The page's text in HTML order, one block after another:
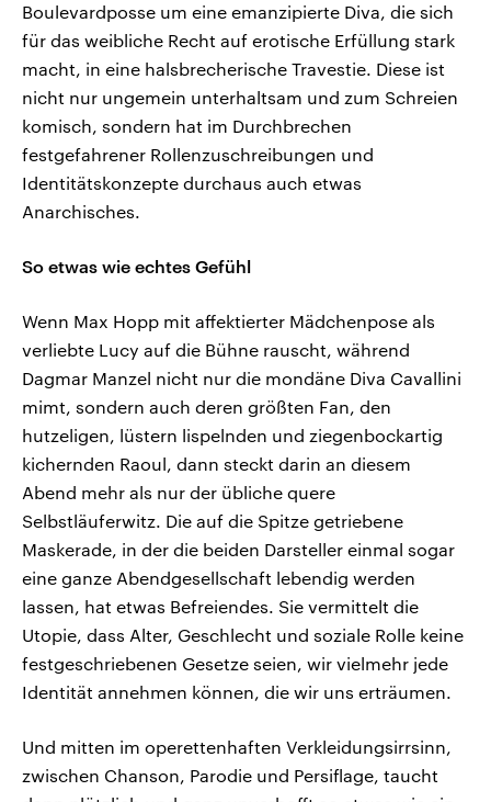
Boulevardposse um eine emanzipierte Diva, die sich
für das weibliche Recht auf erotische Erfüllung stark
macht, in eine halsbrecherische Travestie. Diese ist
nicht nur ungemein unterhaltsam und zum Schreien
komisch, sondern hat im Durchbrechen
festgefahrener Rollenzuschreibungen und
Identitätskonzepte durchaus auch etwas
Anarchisches.
So etwas wie echtes Gefühl
Wenn Max Hopp mit affektierter Mädchenpose als
verliebte Lucy auf die Bühne rauscht, während
Dagmar Manzel nicht nur die mondäne Diva Cavallini
mimt, sondern auch deren größten Fan, den
hutzeligen, lüstern lispelnden und ziegenbockartig
kichernden Raoul, dann steckt darin an diesem
Abend mehr als nur der übliche quere
Selbstläuferwitz. Die auf die Spitze getriebene
Maskerade, in der die beiden Darsteller einmal sogar
eine ganze Abendgesellschaft lebendig werden
lassen, hat etwas Befreiendes. Sie vermittelt die
Utopie, dass Alter, Geschlecht und soziale Rolle keine
festgeschriebenen Gesetze seien, wir vielmehr jede
Identität annehmen können, die wir uns erträumen.
Und mitten im operettenhaften Verkleidungsirrsinn,
zwischen Chanson, Parodie und Persiflage, taucht